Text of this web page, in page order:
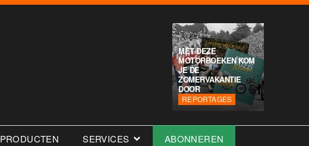
MET DEZE
MOTORBOEKEN KOM
JE DE
ZOMERVAKANTIE
DOOR
REPORTAGES
PRODUCTEN SERVICES ABONNEREN